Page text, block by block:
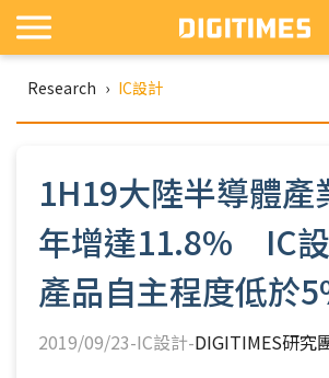
Research › IC設計
1H19大陸半導體產
年增達11.8% IC
產品自主程度低於
2019/09/23-IC設計-DIGITIMES研究